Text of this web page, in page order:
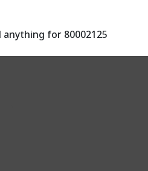
for 80002125